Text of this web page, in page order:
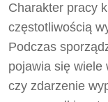
Charakter pracy
częstotliwością
Podczas
pojawia się wiele
czy zdarzenie